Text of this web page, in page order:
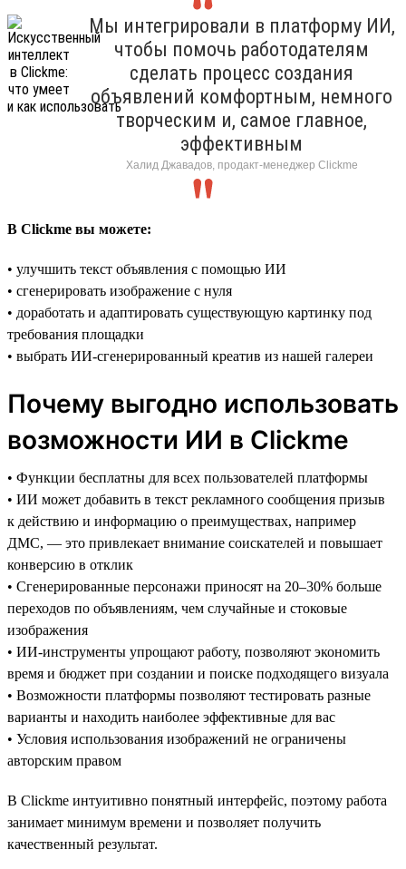
Мы интегрировали в платформу ИИ,
чтобы помочь работодателям
сделать процесс создания
объявлений комфортным, немного
творческим и, самое главное,
эффективным
Халид Джавадов, продакт-менеджер Clickme
В Clickme вы можете:
• улучшить текст объявления с помощью ИИ
• сгенерировать изображение с нуля
• доработать и адаптировать существующую картинку под
требования площадки
• выбрать ИИ-сгенерированный креатив из нашей галереи
Почему выгодно использовать
возможности ИИ в Clickme
• Функции бесплатны для всех пользователей платформы
• ИИ может добавить в текст рекламного сообщения призыв
к действию и информацию о преимуществах, например
ДМС, — это привлекает внимание соискателей и повышает
конверсию в отклик
• Сгенерированные персонажи приносят на 20–30% больше
переходов по объявлениям, чем случайные и стоковые
изображения
• ИИ-инструменты упрощают работу, позволяют экономить
время и бюджет при создании и поиске подходящего визуала
• Возможности платформы позволяют тестировать разные
варианты и находить наиболее эффективные для вас
• Условия использования изображений не ограничены
авторским правом
В Clickme интуитивно понятный интерфейс, поэтому работа
занимает минимум времени и позволяет получить
качественный результат.